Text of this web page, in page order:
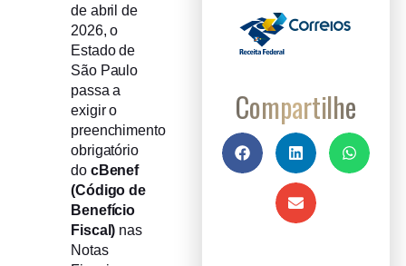
de abril de
2026, o
Estado de
São Paulo
passa a
exigir o
preenchimento
obrigatório
do cBenef
(Código de
Benefício
Fiscal) nas
Notas
Compartilhe